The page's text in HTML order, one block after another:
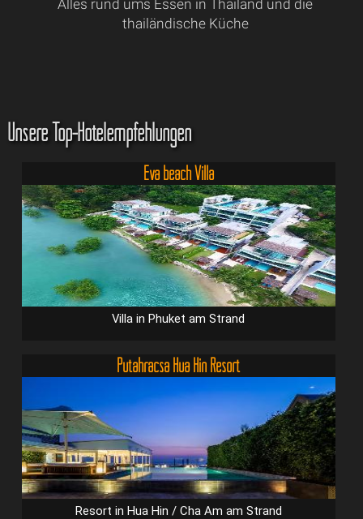
Alles rund ums Essen in Thailand und die
thailändische Küche
Unsere Top-Hotelempfehlungen
Eva beach Villa
Villa in Phuket am Strand
Putahracsa Hua Hin Resort
Resort in Hua Hin / Cha Am am Strand